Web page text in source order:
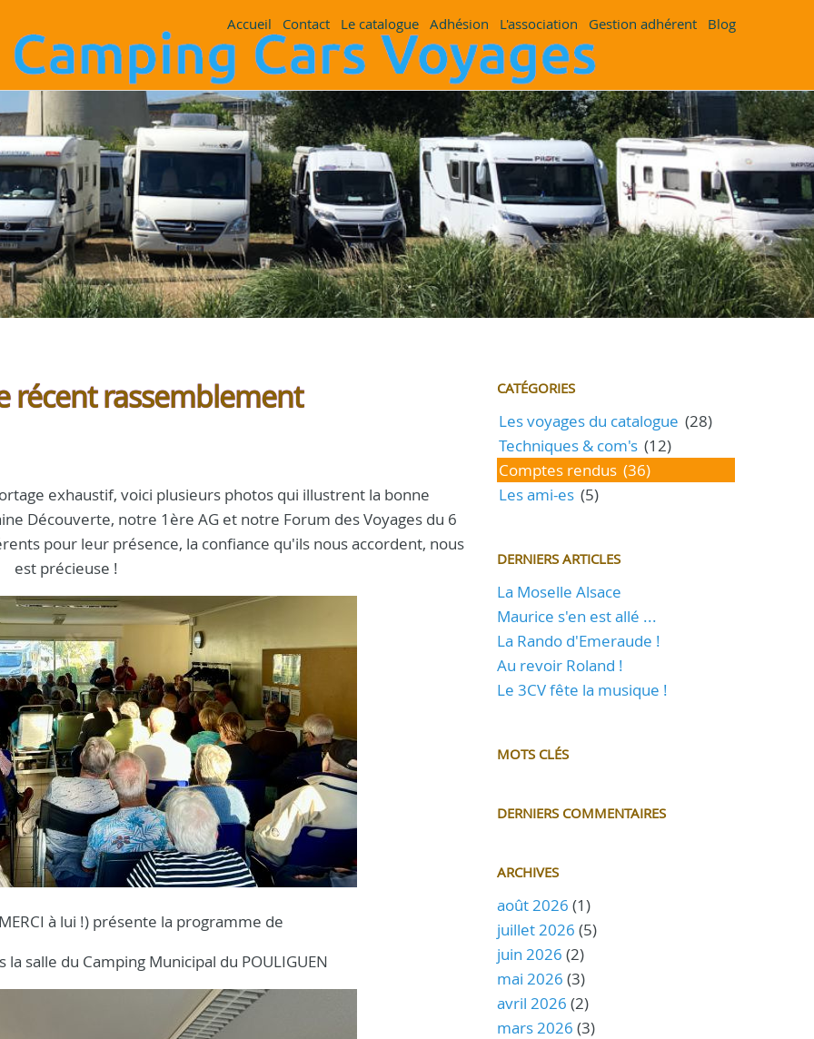
Accueil Contact Le catalogue Adhésion L'association Gestion adhérent Blog
récent rassemblement
exhaustif, voici plusieurs photos qui illustrent la bonne
Découverte, notre 1ère AG et notre Forum des Voyages du 6
pour leur présence, la confiance qu'ils nous accordent, nous
est précieuse !
à lui !) présente la programme de
salle du Camping Municipal du POULIGUEN
CATÉGORIES
Les voyages du catalogue (28)
Techniques & com's (12)
Comptes rendus (36)
Les ami-es (5)
DERNIERS ARTICLES
La Moselle Alsace
Maurice s'en est allé ...
La Rando d'Emeraude !
Au revoir Roland !
Le 3CV fête la musique !
MOTS CLÉS
DERNIERS COMMENTAIRES
ARCHIVES
août 2026 (1)
juillet 2026 (5)
juin 2026 (2)
mai 2026 (3)
avril 2026 (2)
mars 2026 (3)